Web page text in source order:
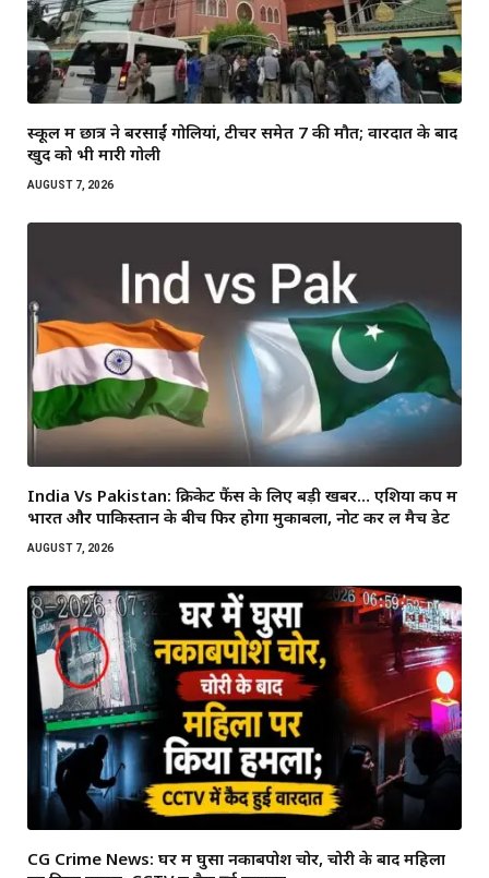
स्कूल में छात्र ने बरसाईं गोलियां, टीचर समेत 7 की मौत; वारदात के बाद
खुद को भी मारी गोली
AUGUST 7, 2026
India Vs Pakistan: क्रिकेट फैंस के लिए बड़ी खबर… एशिया कप में
भारत और पाकिस्तान के बीच फिर होगा मुकाबला, नोट कर लें मैच डेट
AUGUST 7, 2026
CG Crime News: घर में घुसा नकाबपोश चोर, चोरी के बाद महिला